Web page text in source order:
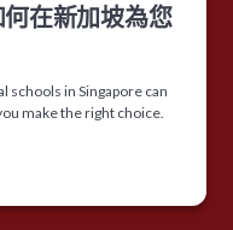
在新加坡為您
schools in Singapore can
make the right choice.